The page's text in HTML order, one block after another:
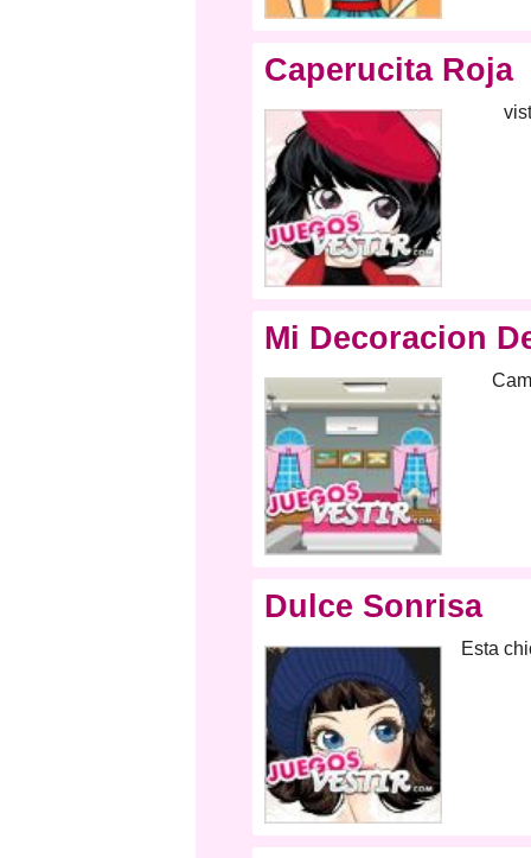
Caperucita Roja
Mi Decoracion
Dulce Sonrisa
Esta